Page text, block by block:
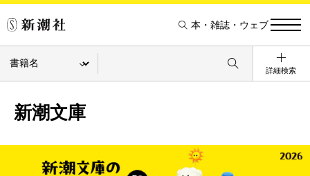
本・雑誌・ウェブ
詳細検索
新潮文庫